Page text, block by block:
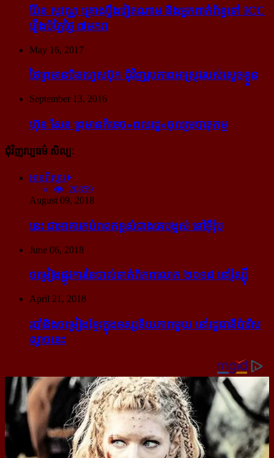
ប៉ែន សុវណ្ណ គ្រោង​ប្តឹង​វៀតណាម និង​អ្នក​ពាក់​ព័ន្ធ​ទៅ ICC
រឿង​បំភ្លៃ​ថ្ងៃ ៧​មករា
May 16, 2017
ថៃ​ព្រមាន​បិត​ហ្វេសប៊ុក ជុំ​វិញ​រូបភាព​អាស្រូវ​របស់​ស្ដេច​ខ្លួន
September 13, 2016
ហ៊ុន សែន ព្រមាន​កំទេច​«ពលរដ្ឋ»​ចូលរួម​បាតុកម្ម
ជុំវិញវប្បធម៌ សិល្បៈ
អានពិស្ដារ
20859
August 09, 2018
នេះ ជា​អាគារ​កប់​ពពក​ខ្ពស់​ជាង​គេ​បង្អស់ នៅ​អ៊ឺរ៉ុប
June 06, 2018
ចម្រៀង​ផ្លូវការ​នៃ​បាល់ទាត់​ពិភពលោក ២០១៨ នៅ​រ៉ូស្ស៊ី
April 21, 2018
របាំ​និង​ចម្រៀង​ខ្មែរ​ក្នុង​ទស្សនីយភាព​មួយ នៅ​រដ្ឋធានី​ប៉ារីស​
ល្ងាច​នេះ